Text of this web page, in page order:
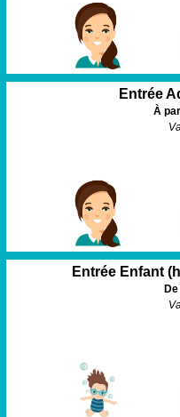
Entrée
À
Entrée Enfant